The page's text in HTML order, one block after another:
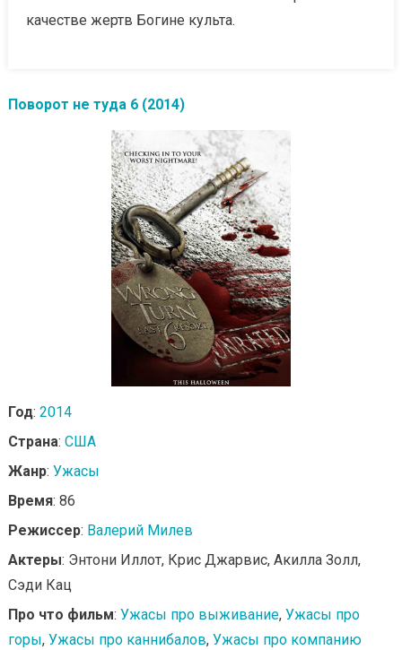
качестве жертв Богине культа.
Поворот не туда 6 (2014)
Год: 2014
Страна: США
Жанр: Ужасы
Время: 86
Режиссер: Валерий Милев
Актеры: Энтони Иллот, Крис Джарвис, Акилла Золл,
Сэди Кац
Про что фильм: Ужасы про выживание, Ужасы про
горы, Ужасы про каннибалов, Ужасы про компанию